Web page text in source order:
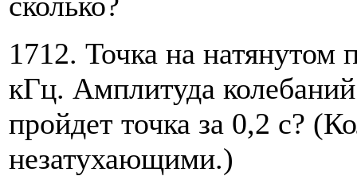
1712. Точка на натянутом
кГц. Амплитуда
пройдет точка за 0,2 с?
незатухающими.)